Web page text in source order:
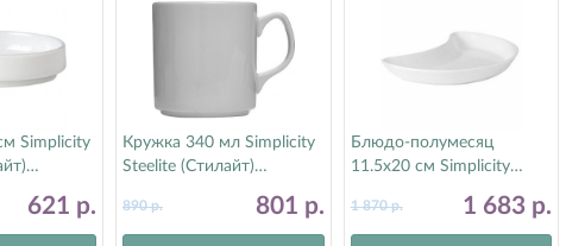
Simplicity
621 р.
Кружка 340 мл Simplicity
Steelite (Стилайт)
801 р.
890р.
Блюдо-полумесяц
11.5х20 см Simplicity
11010207
1 683 р.
1 870р.